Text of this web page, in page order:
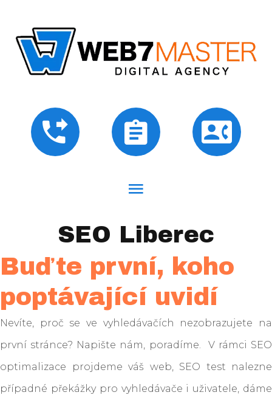
SEO Liberec
Buďte první, koho
poptávající uvidí
Nevíte, proč se ve vyhledávačích nezobrazujete na
první stránce? Napište nám, poradíme. V rámci SEO
optimalizace projdeme váš web, SEO test nalezne
případné překážky pro vyhledávače i uživatele, dáme